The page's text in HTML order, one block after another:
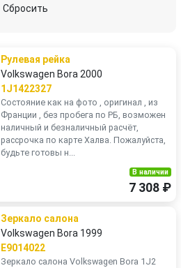
Сбросить
Рулевая рейка
Volkswagen Bora 2000
1J1422327
Состояние как на фото , оригинал , из
Франции , без пробега по РБ, возможен
наличный и безналичный расчёт,
рассрочка по карте Халва. Пожалуйста,
будьте готовы н...
В наличии
7 308 ₽
Зеркало салона
Volkswagen Bora 1999
E9014022
Зеркало салона Volkswagen Bora 1J2